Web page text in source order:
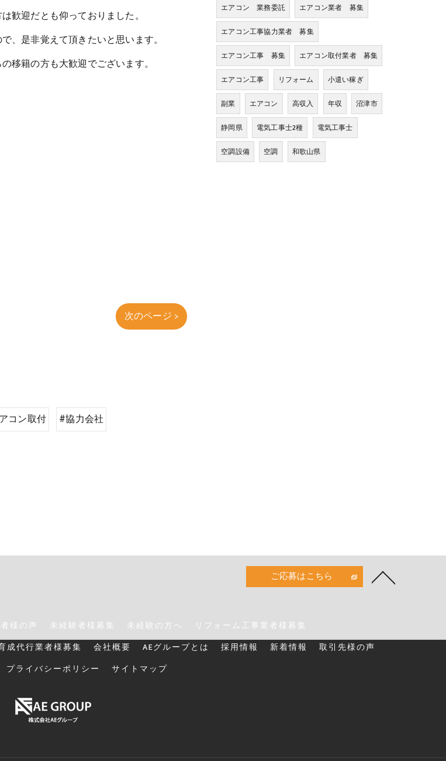
歓迎だとも仰っておりました。
、是非覚えて頂きたいと思います。
移籍の方も大歓迎でございます。
次のページ >
コン取付 #協力会社
エアコン 業務委託 エアコン業者 募集
エアコン工事協力業者 募集
エアコン工事 募集 エアコン取付業者 募集
エアコン工事 リフォーム 小遣い稼ぎ
副業 エアコン 高収入 年収 沼津市
静岡県 電気工事士2種 電気工事士
空調設備 空調 和歌山県
ご応募はこちら
様の声 未経験者様募集 未経験の方へ
リフォーム工事業者様募集
成代行業者様募集 会社概要 AEグループとは 採用情報 新着情報
取引先様の声
プライバシーポリシー サイトマップ